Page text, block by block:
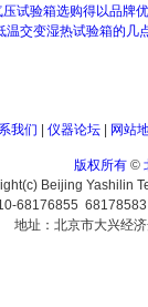
压试验箱选购得以品牌
温交变湿热试验箱的几
我们 仪器论坛| 网站
版权所有©
Beijing Yashilin
68176855
地址：北京市大兴经